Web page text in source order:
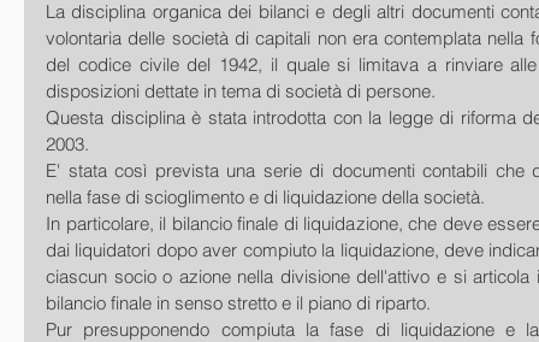
La disciplina organica dei bilanci e degli altri documenti
volontaria delle società di capitali non era contemplata nella
del codice civile del 1942, il quale si limitava a rinviare
disposizioni dettate in tema di società di persone.
Questa disciplina è stata introdotta con la legge di riforma
2003.
E' stata così prevista una serie di documenti contabili che
nella fase di scioglimento e di liquidazione della società.
In particolare, il bilancio finale di liquidazione, che deve
dai liquidatori dopo aver compiuto la liquidazione, deve
ciascun socio o azione nella divisione dell'attivo e si
bilancio finale in senso stretto e il piano di riparto.
Pur presupponendo compiuta la fase di liquidazione e